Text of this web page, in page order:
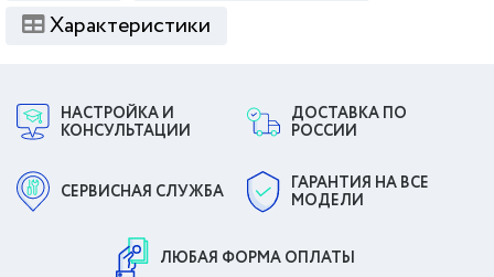
Характеристики
НАСТРОЙКА И
КОНСУЛЬТАЦИИ
ДОСТАВКА ПО
РОССИИ
СЕРВИСНАЯ СЛУЖБА
ГАРАНТИЯ НА ВСЕ
МОДЕЛИ
ЛЮБАЯ ФОРМА ОПЛАТЫ